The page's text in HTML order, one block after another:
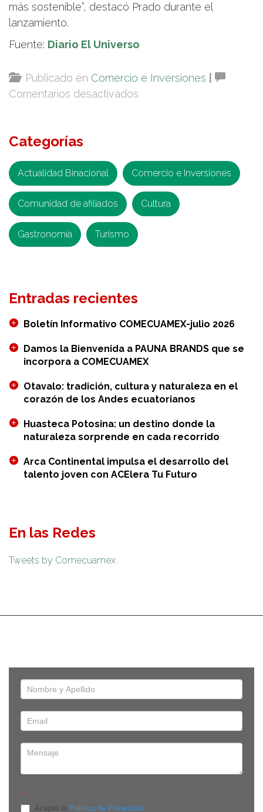
más sostenible”, destacó Prado durante el
lanzamiento.
Fuente: Diario El Universo
Publicado en Comercio e Inversiones
Comentarios desactivados
lanzados
en
2023:
el
y
de
la
digital
Guayaquil
Categorías
Actualidad Binacional Comercio e Inversiones
Comunidad de afiliados Cultura
Gastronomía Turismo
Entradas recientes
Boletín Informativo COMECUAMEX-julio 2026
Damos la Bienvenida a PAUNA BRANDS que se
incorpora a COMECUAMEX
Otavalo: tradición, cultura y naturaleza en el
corazón de los Andes ecuatorianos
Huasteca Potosina: un destino donde la
naturaleza sorprende en cada recorrido
Arca Continental impulsa el desarrollo del
talento joven con ACElera Tu Futuro
En las Redes
Tweets by Comecuamex
*
Acepto la Política de Privacidad